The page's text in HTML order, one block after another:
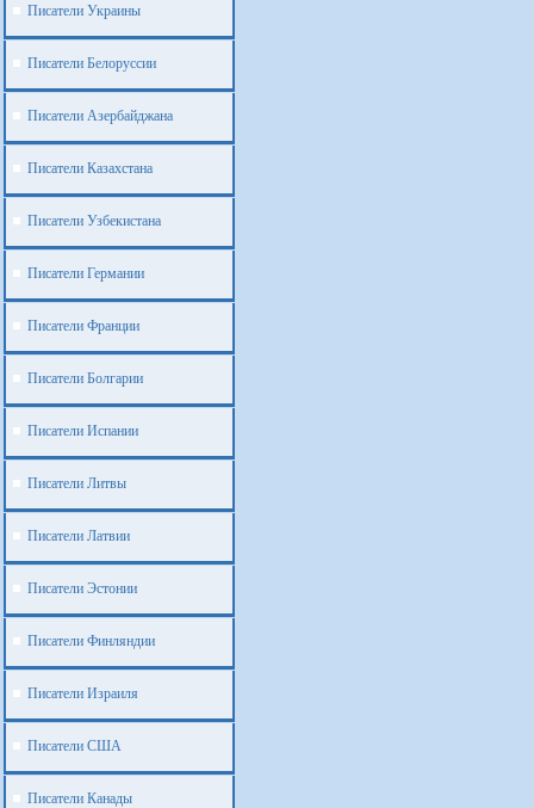
Писатели Украины
Писатели Белоруссии
Писатели Азербайджана
Писатели Казахстана
Писатели Узбекистана
Писатели Германии
Писатели Франции
Писатели Болгарии
Писатели Испании
Писатели Литвы
Писатели Латвии
Писатели Эстонии
Писатели Финляндии
Писатели Израиля
Писатели США
Писатели Канады